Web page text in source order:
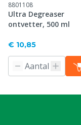
8801108
Ultra Degreaser
ontvetter, 500 ml
€ 10,85